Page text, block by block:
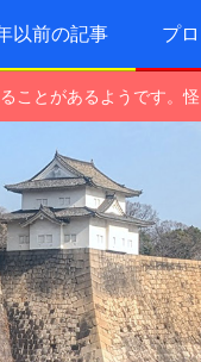
以前の記事 プ
とがあるようです。